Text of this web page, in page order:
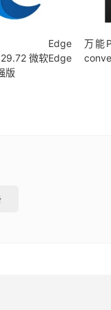
Edge
微软Edge
版
万能